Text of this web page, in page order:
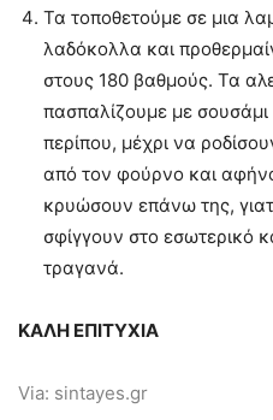
Τα τοποθετούμε σε μια
λαδόκολλα και
στους 180 βαθμούς. Τα
πασπαλίζουμε με
περίπου, μέχρι να
από τον φούρνο και
κρυώσουν επάνω της,
σφίγγουν στο εσωτερικό
τραγανά.
ΚΑΛΗ ΕΠΙΤΥΧΙΑ
Via: sintayes.gr